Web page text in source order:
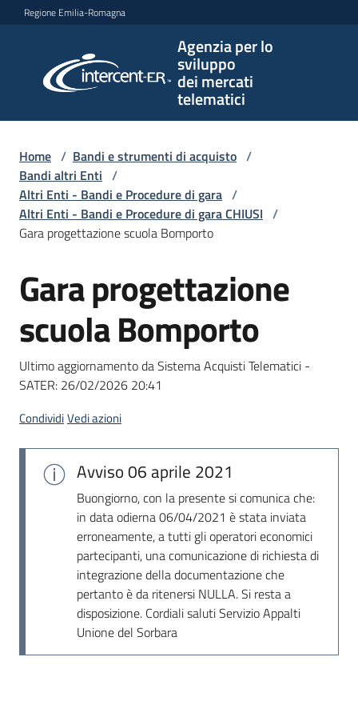
Vai al contenuto
Vai alla navigazione
Vai al footer
Regione Emilia-Romagna
Agenzia per lo
sviluppo
dei mercati
telematici
per lo
sviluppo
telematici
L'Agenzia
Bandi
strumenti
acquisto
Piattaforme
telematiche
site
Home / Bandi e strumenti di acquisto /
Bandi altri Enti /
Altri Enti - Bandi e Procedure di gara /
Altri Enti - Bandi e Procedure di gara CHIUSI /
Gara progettazione scuola Bomporto
Salta al contenuto
Gara progettazione
scuola Bomporto
Ultimo aggiornamento da Sistema Acquisti Telematici -
SATER: 26/02/2026 20:41
CondividiVedi azioni
Avviso06 aprile 2021
Buongiorno, con la presente si comunica che:
in data odierna 06/04/2021 è stata inviata
erroneamente, a tutti gli operatori economici
partecipanti, una comunicazione di richiesta di
integrazione della documentazione che
pertanto è da ritenersi NULLA. Si resta a
disposizione. Cordiali saluti Servizio Appalti
Unione del Sorbara